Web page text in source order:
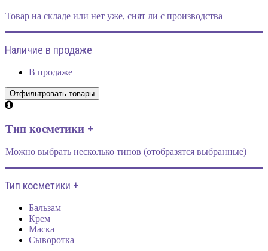
Товар на складе или нет уже, снят ли с производства
Наличие в продаже
В продаже
Тип косметики +
Можно выбрать несколько типов (отобразятся выбранные)
Тип косметики +
Бальзам
Крем
Маска
Сыворотка